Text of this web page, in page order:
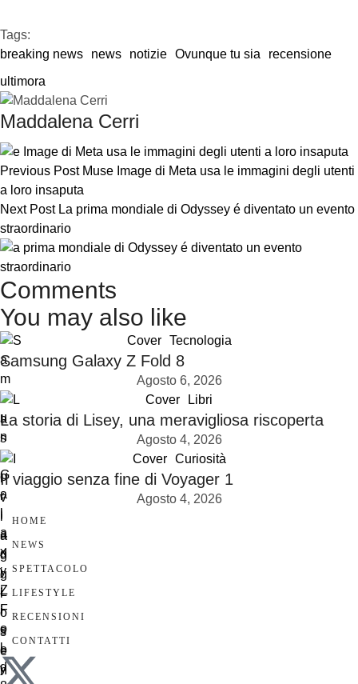
Tags:
breaking news
news notizie Ovunque tu sia
recensione
ultimora
Maddalena Cerri
Previous Post Muse Image di Meta usa le immagini degli utenti
a loro insaputa
Next Post La prima mondiale di Odyssey é diventato un evento
straordinario
Comments
You may also like
Cover Tecnologia
Samsung Galaxy Z Fold 8
Agosto 6, 2026
Cover
Libri
La storia di Lisey, una meravigliosa riscoperta
Agosto 4, 2026
Cover
Curiosità
Il viaggio senza fine di Voyager 1
Agosto 4, 2026
HOME
NEWS
SPETTACOLO
LIFESTYLE
RECENSIONI
CONTATTI